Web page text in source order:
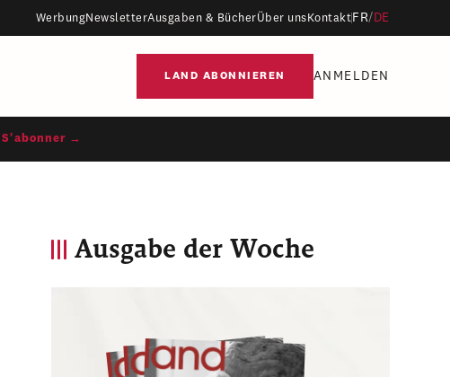
WerbungNewsletterAusgaben & BücherÜber uns Kontakt FR/ DE
LAND ABONNIEREN ANMELDEN
S'abonner →
Ausgabe der Woche